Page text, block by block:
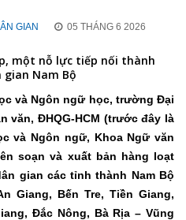
GIAN
05 THÁNG 6 2026
một nỗ lực tiếp nối thành
gian Nam Bộ
và Ngôn ngữ học, trường Đại
văn, ĐHQG-HCM (trước đây là
và Ngôn ngữ, Khoa Ngữ văn
soạn và xuất bản hàng loạt
gian các tỉnh thành Nam Bộ
Giang, Bến Tre, Tiền Giang,
Đắc Nông, Bà Rịa – Vũng